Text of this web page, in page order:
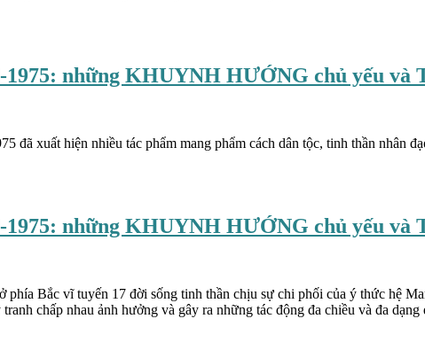
những KHUYNH HƯỚNG chủ yếu
đã xuất hiện nhiều tác phẩm mang phẩm cách dân tộc, tinh thần nhân
những KHUYNH HƯỚNG chủ yếu
Bắc vĩ tuyến 17 đời sống tinh thần chịu sự chi phối của ý thức hệ
chấp nhau ảnh hưởng và gây ra những tác động đa chiều và đa dạng